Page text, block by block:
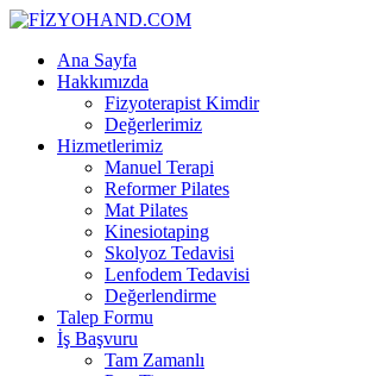
Ana Sayfa
Hakkımızda
Fizyoterapist Kimdir
Değerlerimiz
Hizmetlerimiz
Manuel Terapi
Reformer Pilates
Mat Pilates
Kinesiotaping
Skolyoz Tedavisi
Lenfodem Tedavisi
Değerlendirme
Talep Formu
İş Başvuru
Tam Zamanlı